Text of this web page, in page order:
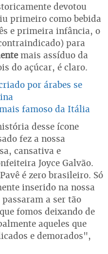
devotou
primeiro como bebida
e primeira infância, o
para
mais assíduo da
do açúcar, é claro.
por árabes se
famoso da Itália
desse ícone
fez a nossa
cansativa e
Joyce Galvão.
é zero brasileiro. Só
inserido na nossa
passaram a ser tão
fomos deixando de
aqueles que
e demorados",